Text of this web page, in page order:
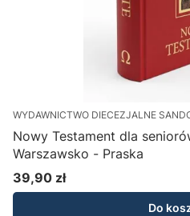
WYDAWNICTWO DIECEZJALNE
Nowy Testament dla seniorów -
Warszawsko - Praska
Cena
39,90 zł
Do